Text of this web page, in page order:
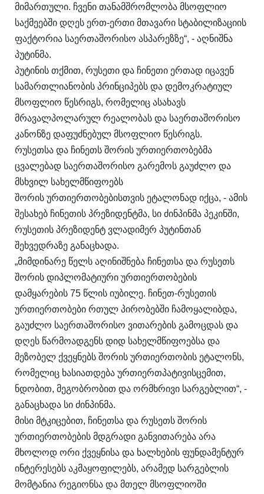
მიმართული. ჩვენი თანამშრომლობა მსოფლიო
საქმეებში დღეს ერთ-ერთი მთავარი სტაბილიზაციის
ფაქტორია საერთაშორისო ასპარეზზე“, - აღნიშნა
პუტინმა.
პუტინის თქმით, რუსეთი და ჩინეთი ერთად იცავენ
სამართლიანობის პრინციპებს და დემოკრატიულ
მსოფლიო წესრიგს, რომელიც ასახავს
მრავალპოლარულ რეალობას და საერთაშორისო
კანონზე დაფუძნებულ მსოფლიო წესრიგს.
რუსეთსა და ჩინეთს შორის ურთიერთობებმა
ცვალებად საერთაშორისო გარემოს გაუძლო და
მსხვილ სახელმწიფოებს
შორის ურთიერთობებისთვის ეტალონად იქცა, - ამის
შესახებ ჩინეთის პრეზიდენტმა, სი ძინპინმა პეკინში,
რუსეთის პრეზიდენტ ვლადიმერ პუტინთან
შეხვედრაზე განაცხადა.
„მიმდინარე წელს აღინიშნება ჩინეთსა და რუსეთს
შორის დიპლომატიური ურთიერთობების
დამყარების 75 წლის იუბილე. ჩინეთ-რუსეთის
ურთიერთობები რთულ პირობებში ჩამოყალიბდა,
გაუძლო საერთაშორისო ვითარების გამოცდას და
დღეს წარმოადგენს დიდ სახელმწიფოებსა და
მეზობელ ქვეყნებს შორის ურთიერთობის ეტალონს,
რომელიც ხასიათდება ურთიერთპატივისცემით,
ნდობით, მეგობრობით და ორმხრივი სარგებლით“, -
განაცხადა სი ძინპინმა.
მისი მტკიცებით, ჩინეთსა და რუსეთს შორის
ურთიერთობების მდგრადი განვითარება არა
მხოლოდ ორი ქვეყნისა და ხალხების ფუნდამენტურ
ინტერესებს აკმაყოფილებს, არამედ სარგებლის
მომტანია რეგიონსა და მთელ მსოფლიოში